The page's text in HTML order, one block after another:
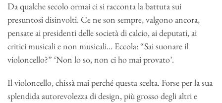
Da qualche secolo ormai ci si racconta la battuta sui
presuntosi disinvolti. Ce ne son sempre, valgono ancora,
pensate ai presidenti delle società di calcio, ai deputati, ai
critici musicali e non musicali… Eccola: “Sai suonare il
violoncello?” ‘Non lo so, non ci ho mai provato’.
Il violoncello, chissà mai perché questa scelta. Forse per la sua
splendida autorevolezza di design, più grosso degli altri e